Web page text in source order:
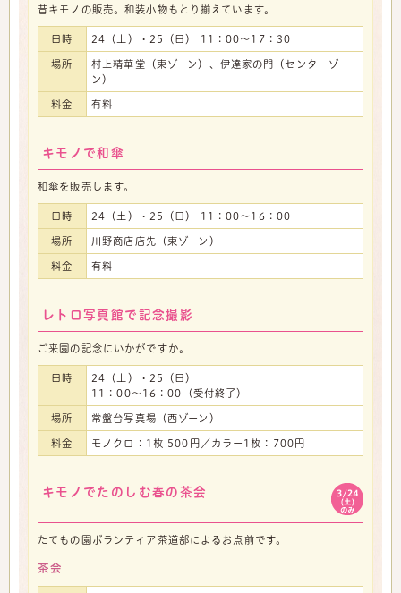
昔キモノの販売。和装小物もとり揃えています。
日時 24（土）・25（日） 11：00～17：30
場所
村上精華堂（東ゾーン）、伊達家の門（センターゾー
ン）
料金 有料
キモノで和傘
和傘を販売します。
日時 24（土）・25（日） 11：00～16：00
場所 川野商店店先（東ゾーン）
料金 有料
レトロ写真館で記念撮影
ご来園の記念にいかがですか。
日時
24（土）・25（日）
11：00～16：00（受付終了）
場所 常盤台写真場（西ゾーン）
料金 モノクロ：1枚 500円／カラー1枚：700円
キモノでたのしむ春の茶会
たてもの園ボランティア茶道部によるお点前です。
茶会